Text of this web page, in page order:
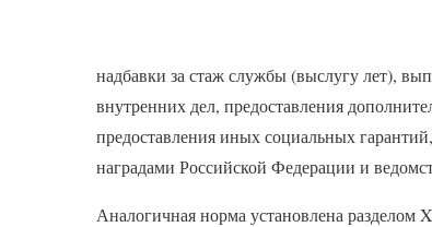
надбавки за стаж службы (выслугу лет),
внутренних дел, предоставления
предоставления иных социальных
наградами Российской Федерации и
Аналогичная норма установлена